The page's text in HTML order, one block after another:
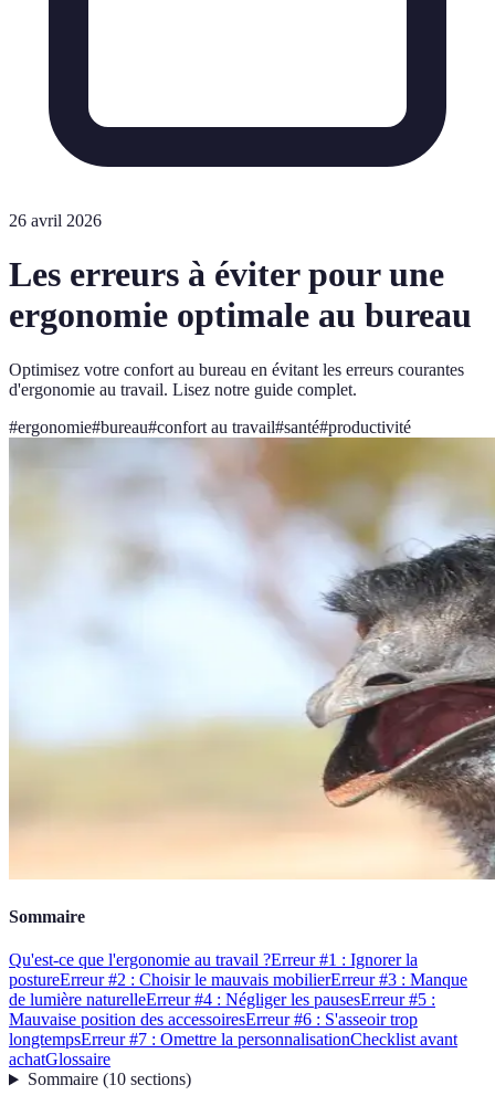
26 avril 2026
Les erreurs à éviter pour une
ergonomie optimale au bureau
Optimisez votre confort au bureau en évitant les erreurs courantes
d'ergonomie au travail. Lisez notre guide complet.
#ergonomie#bureau#confort au travail#santé#productivité
Sommaire
Qu'est-ce que l'ergonomie au travail ?Erreur #1 : Ignorer la
postureErreur #2 : Choisir le mauvais mobilierErreur #3 : Manque
de lumière naturelleErreur #4 : Négliger les pausesErreur #5 :
Mauvaise position des accessoiresErreur #6 : S'asseoir trop
longtempsErreur #7 : Omettre la personnalisationChecklist avant
achatGlossaire
Sommaire(10 sections)